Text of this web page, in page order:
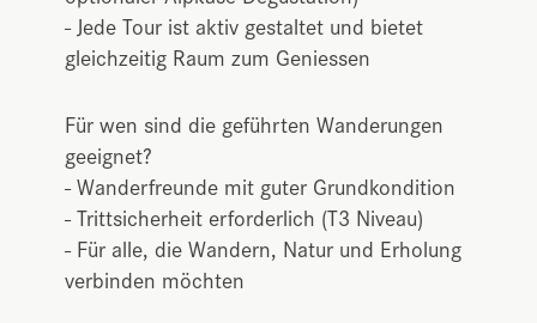
- Jede Tour ist aktiv gestaltet und bietet
gleichzeitig Raum zum Geniessen
Für wen sind die geführten Wanderungen
geeignet?
- Wanderfreunde mit guter Grundkondition
- Trittsicherheit erforderlich (T3 Niveau)
- Für alle, die Wandern, Natur und Erholung
verbinden möchten